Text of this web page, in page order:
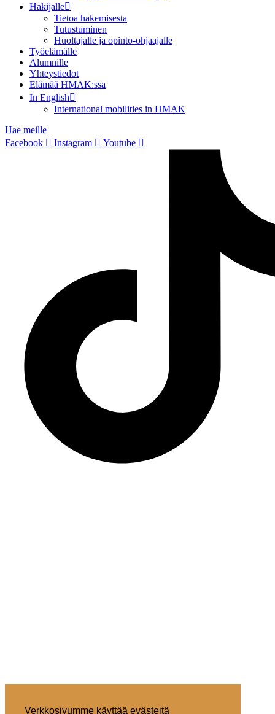
Verkkosivumme käyttää evästeitä
Hakijalle
Tietoa hakemisesta
Tutustuminen
Huoltajalle ja opinto-ohjaajalle
Työelämälle
Alumnille
Yhteystiedot
Elämää HMAK:ssa
In English
International mobilities in HMAK
Hae meille
Facebook
Instagram Youtube